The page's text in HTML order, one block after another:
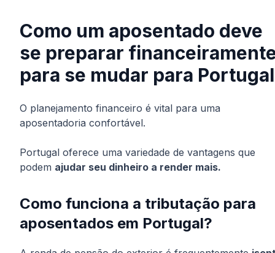
Como um aposentado deve
se preparar
para se mudar para
O planejamento financeiro é vital para uma
aposentadoria confortável.
Portugal oferece uma variedade de vantagens que
podem ajudar seu dinheiro a render mais.
Como funciona a tributação para
aposentados em Portugal?